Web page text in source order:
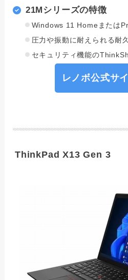
21Mシリーズの特徴
Windows 11 Homeまたは
圧力や振動に耐えられる耐
セキュリティ機能の
レノボ公式サ
ThinkPad X13 Gen 3